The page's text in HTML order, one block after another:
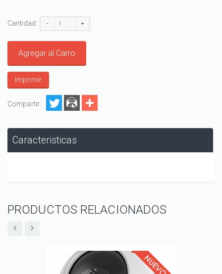
Cantidad: - +
Agregar al Carro
Imprimir
Compartir:
Caracteristicas
PRODUCTOS RELACIONADOS